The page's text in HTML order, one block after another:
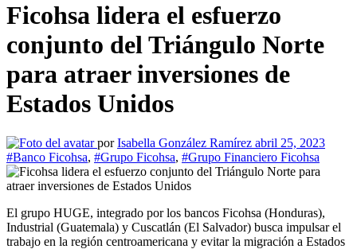
Ficohsa lidera el esfuerzo
conjunto del Triángulo Norte
para atraer inversiones de
Estados Unidos
porIsabella González Ramírez abril 25, 2023
#Banco Ficohsa, #Grupo Ficohsa, #Grupo Financiero Ficohsa
El grupo HUGE, integrado por los bancos Ficohsa (Honduras),
Industrial (Guatemala) y Cuscatlán (El Salvador) busca impulsar el
trabajo en la región centroamericana y evitar la migración a Estados